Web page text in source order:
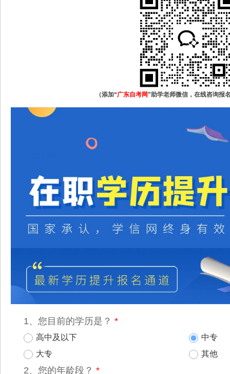
（添加“广东自考网”助学老师微信，在线咨询报